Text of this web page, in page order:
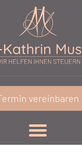
vereinbaren